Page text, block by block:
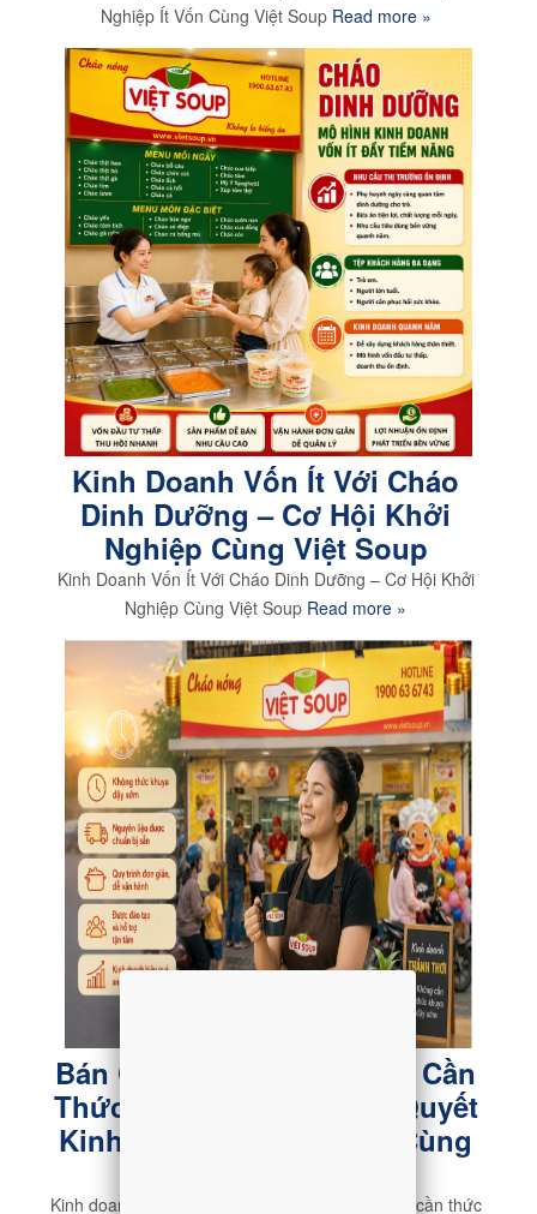
Nghiệp Ít Vốn Cùng Việt Soup Read more »
Kinh Doanh Vốn Ít Với Cháo
Dinh Dưỡng – Cơ Hội Khởi
Nghiệp Cùng Việt Soup
Kinh Doanh Vốn Ít Với Cháo Dinh Dưỡng – Cơ Hội Khởi
Nghiệp Cùng Việt Soup Read more »
Bán Cháo Dinh Dưỡng Có Cần
Thức Từ 3 Giờ Sáng? Bí Quyết
Kinh Doanh Thảnh Thơi Cùng
Kinh doanh cháo dinh dưỡng thành công không cần thức